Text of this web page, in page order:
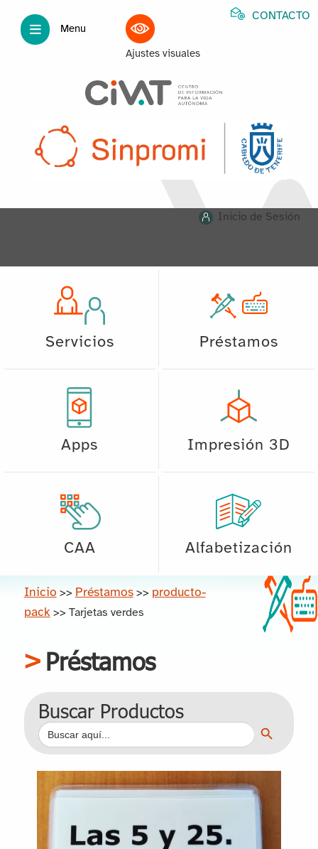
Menu
Ajustes visuales
CONTACTO
Inicio de Sesión
Servicios Préstamos
Apps Impresión 3D
CAA Alfabetización
Inicio >> Préstamos >> producto-
pack >> Tarjetas verdes
Préstamos
Buscar Productos
Buscar: